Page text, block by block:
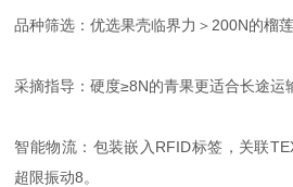
品种筛选：优选果壳临界力＞200N的榴
采摘指导：硬度≥8N的青果更适合长途运
智能物流：包装嵌入RFID标签，关联
超限振动8。